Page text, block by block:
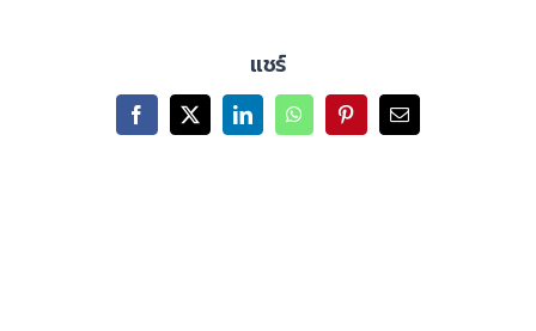
แชร์
Facebook
X LinkedInWhatsAppPinterestEmail